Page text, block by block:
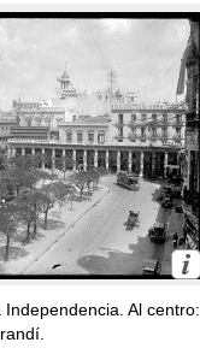
Independencia. Al centro: